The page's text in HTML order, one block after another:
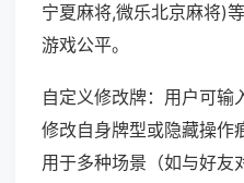
宁夏麻将,微乐北京麻将)
游戏公平。
自定义修改牌：用户可输
修改自身牌型或隐藏操作
用于多种场景（如与好友